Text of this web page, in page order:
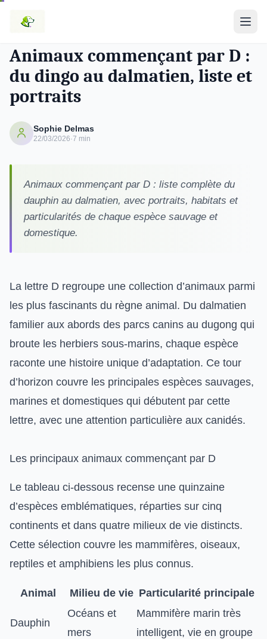
ACTIVITÉS & SORTIES
Animaux commençant par D :
du dingo au dalmatien, liste et
portraits
Sophie Delmas
22/03/2026·7 min
Animaux commençant par D : liste complète du
dauphin au dalmatien, avec portraits, habitats et
particularités de chaque espèce sauvage et
domestique.
La lettre D regroupe une collection d’animaux parmi
les plus fascinants du règne animal. Du dalmatien
familier aux abords des parcs canins au dugong qui
broute les herbiers sous-marins, chaque espèce
raconte une histoire unique d’adaptation. Ce tour
d’horizon couvre les principales espèces sauvages,
marines et domestiques qui débutent par cette
lettre, avec une attention particulière aux canidés.
Les principaux animaux commençant par D
Le tableau ci-dessous recense une quinzaine
d’espèces emblématiques, réparties sur cinq
continents et dans quatre milieux de vie distincts.
Cette sélection couvre les mammifères, oiseaux,
reptiles et amphibiens les plus connus.
Animal Milieu de vie Particularité principale
Dauphin
Océans et
mers
Mammifère marin très
intelligent, vie en groupe